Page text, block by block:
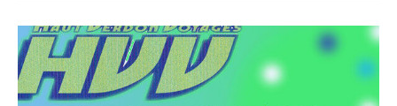
Servizi 24/24 con pompe multicarburante, distributori self-
service, distributore AD Blue e Superéthanol-B85.
Garage: riparazioni di tutte le marche Trasporti: linee